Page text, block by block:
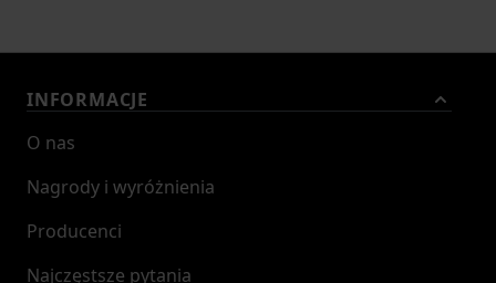
INFORMACJE
O nas
Nagrody i wyróżnienia
Producenci
Najczęstsze pytania